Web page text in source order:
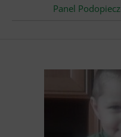
Panel